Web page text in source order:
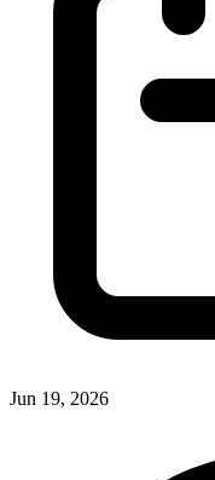
Jun 19, 2026